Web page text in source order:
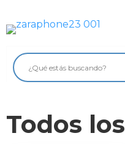
contenido
Todos
Móviles
Impolutos
Tablets